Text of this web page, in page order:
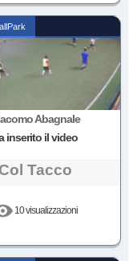
Abagnale
inserito il video
Col Tacco
10 visualizzazioni